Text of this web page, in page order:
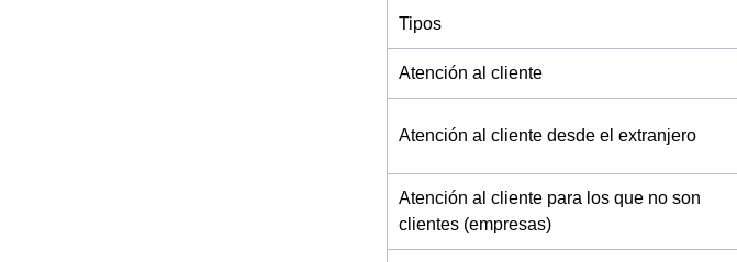
Tipos
Atención al cliente
Atención al cliente desde el extranjero
Atención al cliente para los que no son
clientes (empresas)